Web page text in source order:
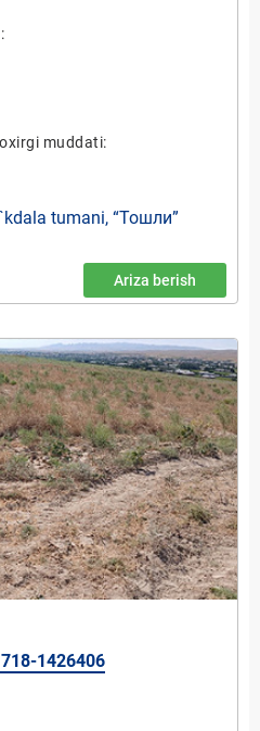
:
muddati:
tumani, “Тошли”
Ariza berish
1426406